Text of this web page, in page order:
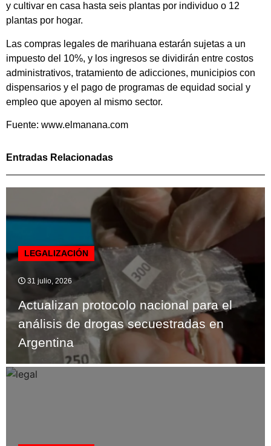
y cultivar en casa hasta seis plantas por individuo o 12
plantas por hogar.
Las compras legales de marihuana estarán sujetas a un
impuesto del 10%, y los ingresos se dividirán entre costos
administrativos, tratamiento de adicciones, municipios con
dispensarios y el pago de programas de equidad social y
empleo que apoyen al mismo sector.
Fuente: www.elmanana.com
Entradas Relacionadas
LEGALIZACIÓN
31 julio, 2026
Actualizan protocolo nacional para el
análisis de drogas secuestradas en
Argentina